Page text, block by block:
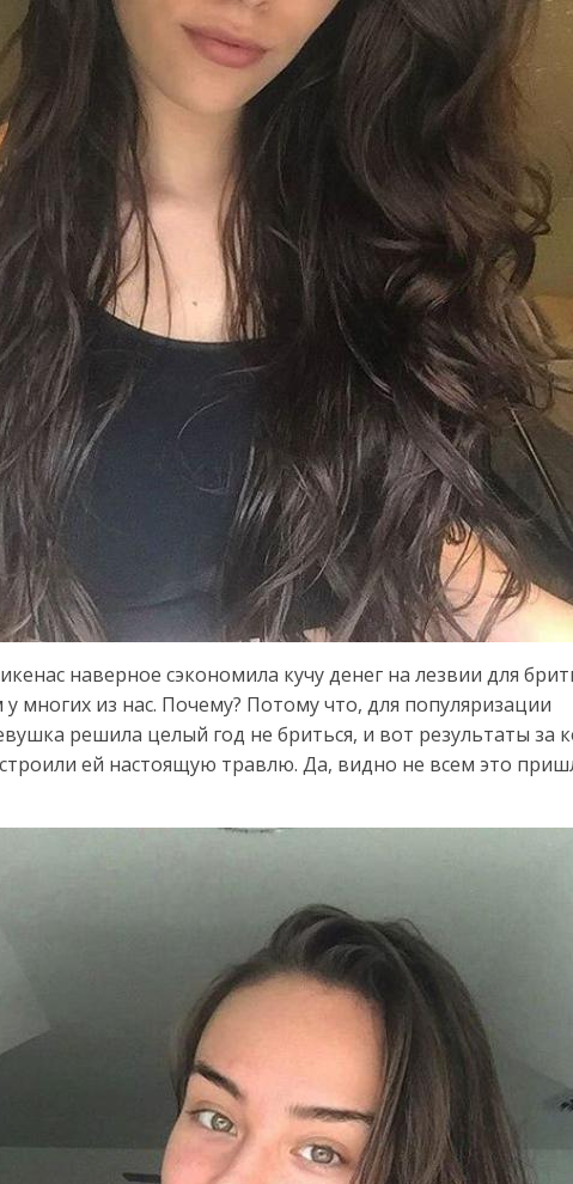
наверное сэкономила кучу денег на лезвии для
многих из нас. Почему? Потому что, для популяризации
решила целый год не бриться, и вот результаты за
ей настоящую травлю. Да, видно не всем это